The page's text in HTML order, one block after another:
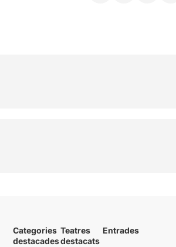
Categories
destacades
Teatres
destacats
Entrades